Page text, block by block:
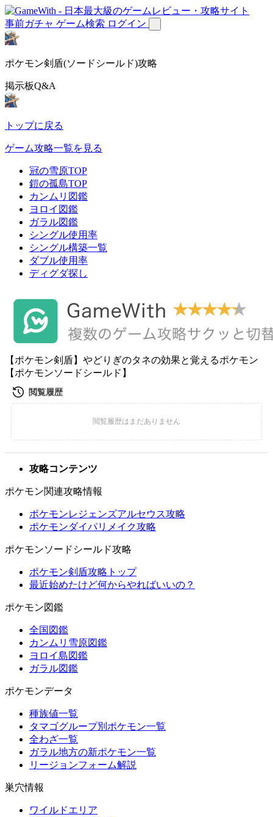
事前ガチャ ゲーム検索 ログイン
ポケモン剣盾(ソードシールド)攻略
掲示板Q&A
トップに戻る
ゲーム攻略一覧を見る
冠の雪原TOP
鎧の孤島TOP
カンムリ図鑑
ヨロイ図鑑
ガラル図鑑
シングル使用率
シングル構築一覧
ダブル使用率
ディグダ探し
【ポケモン剣盾】やどりぎのタネの効果と覚えるポケモン
【ポケモンソードシールド】
攻略コンテンツ
ポケモン関連攻略情報
ポケモンレジェンズアルセウス攻略
ポケモンダイパリメイク攻略
ポケモンソードシールド攻略
ポケモン剣盾攻略トップ
最近始めたけど何からやればいいの？
ポケモン図鑑
全国図鑑
カンムリ雪原図鑑
ヨロイ島図鑑
ガラル図鑑
ポケモンデータ
種族値一覧
タマゴグループ別ポケモン一覧
全わざ一覧
ガラル地方の新ポケモン一覧
リージョンフォーム解説
巣穴情報
ワイルドエリア